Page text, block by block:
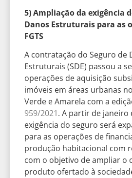
5) Ampliação da exigência
Danos Estruturais para as
FGTS
A contratação do Seguro de
Estruturais (SDE) passou a
operações de aquisição
imóveis em áreas urbanas
Verde e Amarela com a
959/2021. A partir de janeiro
exigência do seguro será
para as operações de
produção habitacional com
com o objetivo de ampliar o
produto ofertado à